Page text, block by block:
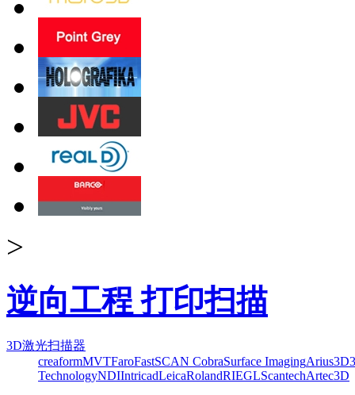
>
逆向工程 打印扫描
3D激光扫描器
creaformMVTFaroFastSCAN CobraSurface ImagingArius3D
TechnologyNDIIntricadLeicaRolandRIEGLScantechArtec3D